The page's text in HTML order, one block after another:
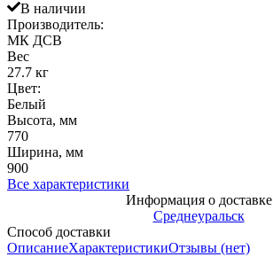
В наличии
Производитель:
МК ДСВ
Вес
27.7 кг
Цвет:
Белый
Высота, мм
770
Ширина, мм
900
Все характеристики
Информация о доставке
Среднеуральск
Способ доставки
ОписаниеХарактеристикиОтзывы (нет)